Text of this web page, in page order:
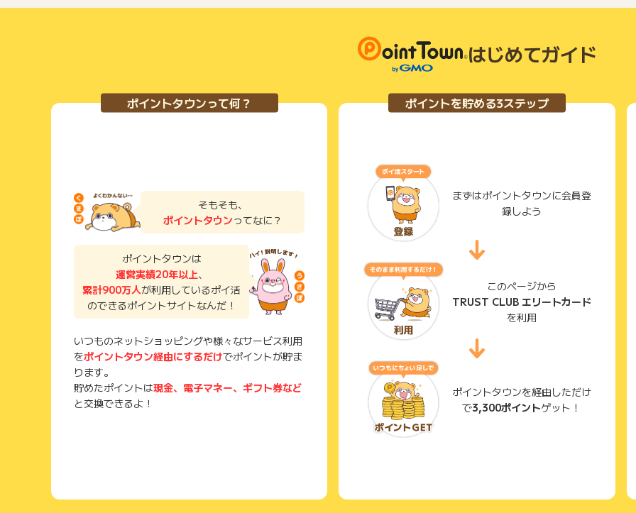
はじめてガイド
ポイントタウンって何？
そもそも、
ポイントタウンってなに？
ポイントタウンは
運営実績20年以上、
累計900万人が利用しているポイ活
のできるポイントサイトなんだ！
いつものネットショッピングや様々なサービス利用
をポイントタウン経由にするだけでポイントが貯ま
ります。
貯めたポイントは現金、電子マネー、ギフト券など
と交換できるよ！
ポイントを貯める3ステップ
まずはポイントタウンに会員登
録しよう
このページから
TRUST CLUB エリートカード
を利用
ポイントタウンを経由しただけ
で3,300ポイントゲット！